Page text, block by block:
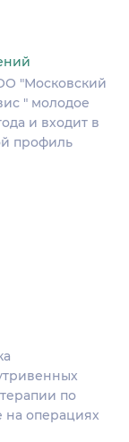
"Московский
" молодое
и входит в
профиль
по
на операциях